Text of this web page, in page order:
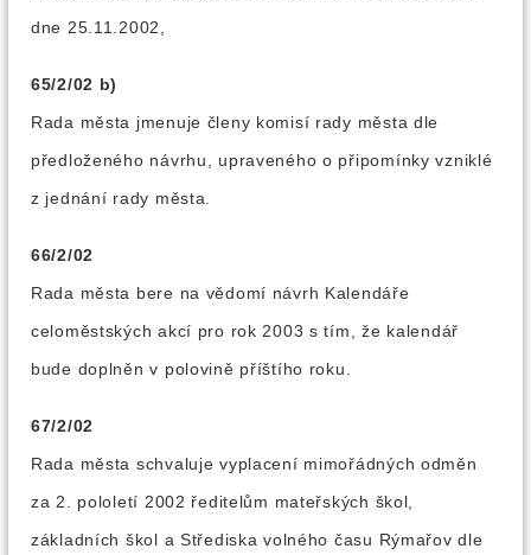
dne 25.11.2002,
65/2/02 b)
Rada města jmenuje členy komisí rady města dle
předloženého návrhu, upraveného o připomínky vzniklé
z jednání rady města.
66/2/02
Rada města bere na vědomí návrh Kalendáře
celoměstských akcí pro rok 2003 s tím, že kalendář
bude doplněn v polovině příštího roku.
67/2/02
Rada města schvaluje vyplacení mimořádných odměn
za 2. pololetí 2002 ředitelům mateřských škol,
základních škol a Střediska volného času Rýmařov dle